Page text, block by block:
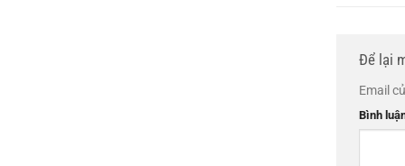
Để lại
Email
Bình